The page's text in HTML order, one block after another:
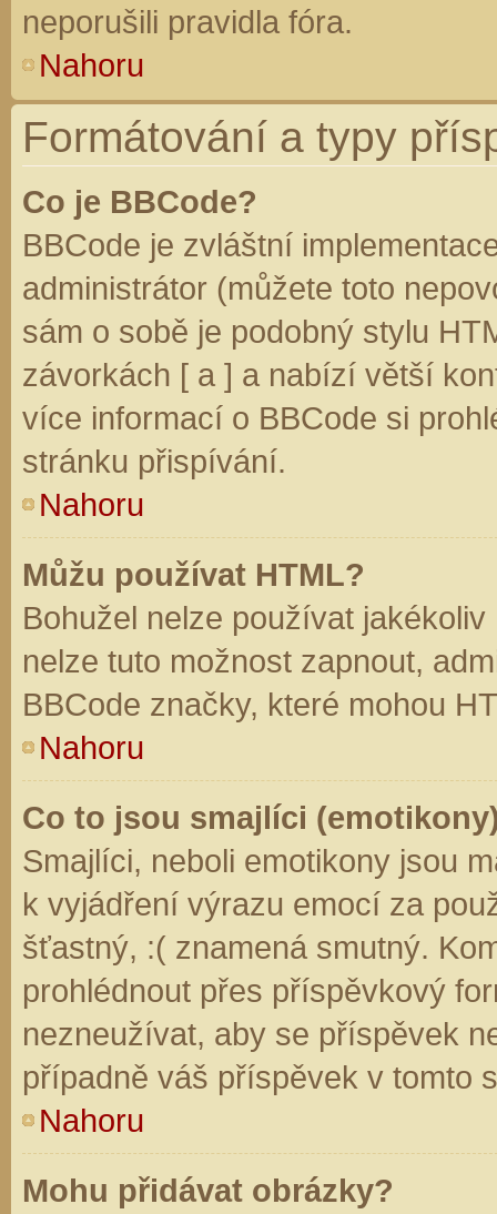
neporušili pravidla fóra.
Nahoru
Formátování a typy
Co je BBCode?
BBCode je zvláštní
administrátor (můžete toto
sám o sobě je podobný stylu
závorkách [ a ] a nabízí větší
více informací o BBCode si
stránku přispívání.
Nahoru
Můžu používat HTML?
Bohužel nelze používat
nelze tuto možnost zapnout,
BBCode značky, které mohou
Nahoru
Co to jsou smajlíci
Smajlíci, neboli emotikony jsou
k vyjádření výrazu emocí za
šťastný, :( znamená smutný.
prohlédnout přes příspěvkový
nezneužívat, aby se příspěvek
případně váš příspěvek v tomto
Nahoru
Mohu přidávat obrázky?